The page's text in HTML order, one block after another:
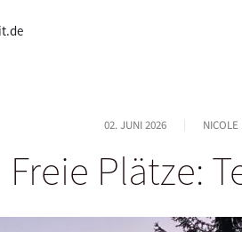
02. JUNI 2026 NICOLE
Freie Plätze: